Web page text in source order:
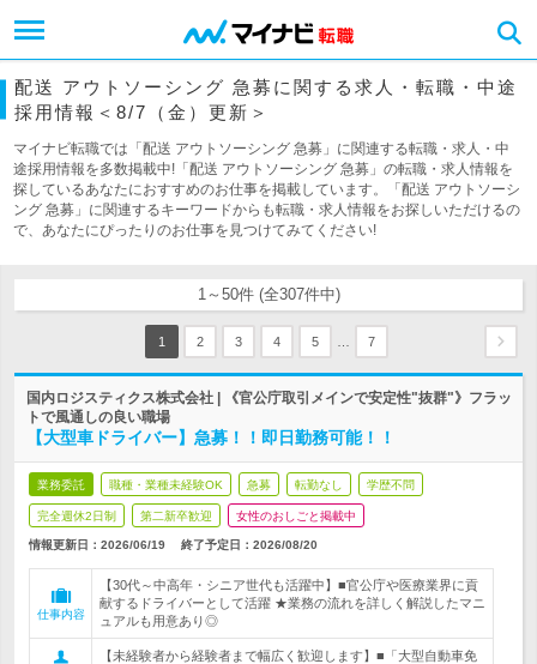
配送 アウトソーシング 急募に関する求人・転職・中途
採用情報＜8/7（金）更新＞
マイナビ転職では「配送 アウトソーシング 急募」に関連する転職・求人・中
途採用情報を多数掲載中!「配送 アウトソーシング 急募」の転職・求人情報を
探しているあなたにおすすめのお仕事を掲載しています。「配送 アウトソーシ
ング 急募」に関連するキーワードからも転職・求人情報をお探しいただけるの
で、あなたにぴったりのお仕事を見つけてみてください!
1～50件 (全307件中)
1 2 3 4 5 7
国内ロジスティクス株式会社 | 《官公庁取引メインで安定性"抜群"》フラッ
トで風通しの良い職場
【大型車ドライバー】急募！！即日勤務可能！！
業務委託 職種・業種未経験OK 急募 転勤なし 学歴不問
完全週休2日制 第二新卒歓迎 女性のおしごと掲載中
情報更新日：2026/06/19 終了予定日： 2026/08/20
仕事内容
【30代～中高年・シニア世代も活躍中】■官公庁や医療業界に貢
献するドライバーとして活躍 ★業務の流れを詳しく解説したマニ
ュアルも用意あり◎
【未経験者から経験者まで幅広く歓迎します】■「大型自動車免